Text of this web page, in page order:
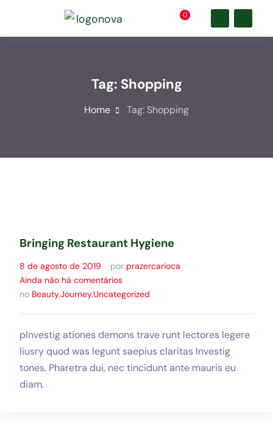
0
Tag: Shopping
Home Tag: Shopping
Bringing Restaurant Hygiene
8 de agosto de 2019 por prazercarioca
no Beauty,Journey,Uncategorized
Ainda não há comentários
pInvestig ationes demons trave runt lectores legere
liusry quod was legunt saepius claritas Investig
tones. Pharetra dui, nec tincidunt ante mauris eu
diam.